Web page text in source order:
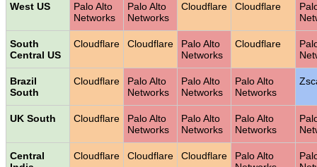
West US
Palo Alto
Networks
Palo Alto
Networks
Cloudflare Cloudflare
South
Central US
Cloudflare Cloudflare
Palo Alto
Networks
Cloudflare
Brazil
South
Cloudflare
Palo Alto
Networks
Palo Alto
Networks
Palo Alto
Networks
UK South Cloudflare
Palo Alto
Networks
Palo Alto
Networks
Palo Alto
Networks
Central
Cloudflare Cloudflare Cloudflare
Palo Alto